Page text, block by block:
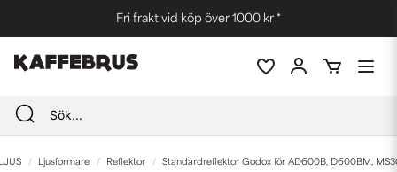
Fri frakt vid köp över 1000 kr *
Ljusformare Reflektor Standardreflektor Godox för AD600B, D600BM,